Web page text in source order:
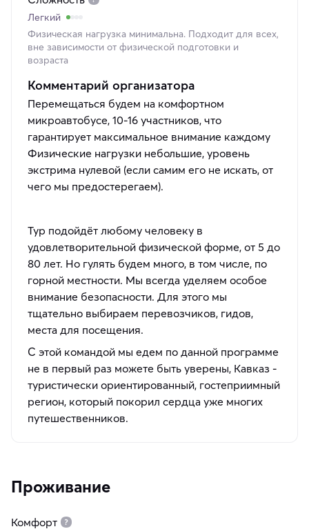
Легкий
Физическая нагрузка минимальна. Подходит для всех,
вне зависимости от физической подготовки и
возраста
Комментарий организатора
Перемещаться будем на комфортном
микроавтобусе, 10-16 участников, что
гарантирует максимальное внимание каждому
Физические нагрузки небольшие, уровень
экстрима нулевой (если самим его не искать, от
чего мы предостерегаем).
Тур подойдёт любому человеку в
удовлетворительной физической форме, от 5 до
80 лет. Но гулять будем много, в том числе, по
горной местности. Мы всегда уделяем особое
внимание безопасности. Для этого мы
тщательно выбираем перевозчиков, гидов,
места для посещения.
С этой командой мы едем по данной программе
не в первый раз можете быть уверены, Кавказ -
туристически ориентированный, гостеприимный
регион, который покорил сердца уже многих
путешественников.
Проживание
Комфорт